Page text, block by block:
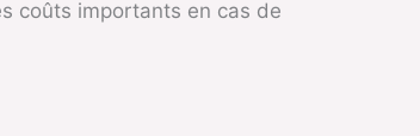
coûts importants en cas de